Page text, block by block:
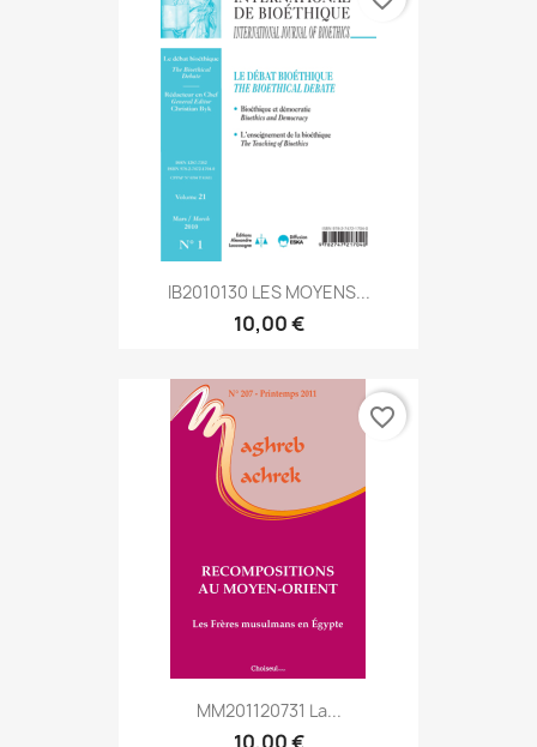
IB2010130 LES MOYENS...
10,00 €
MM201120731 La...
10,00 €
favorite_border